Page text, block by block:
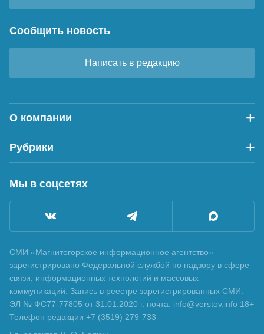
Сообщить новость
Написать в редакцию
О компании
Рубрики
Мы в соцсетях
СМИ «Магнитогорское информационное агентство»
зарегистрировано Федеральной службой по надзору в сфере
связи, информационных технологий и массовых
коммуникаций. Запись в реестре зарегистрированных СМИ:
ЭЛ № ФС77-77805 от 31.01.2020 г. почта: info@verstov.info 18+
Телефон редакции +7 (3519) 279-733